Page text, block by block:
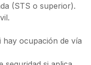
(STS o superior).
hay ocupación de vía